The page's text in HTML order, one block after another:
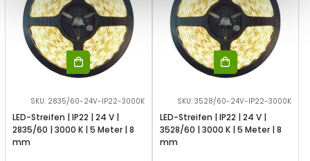
SKU: 2835/60-24V-IP22-3000K
LED-Streifen | IP22 | 24 V |
2835/60 | 3000 K | 5 Meter | 8
mm
SKU: 3528/60-24V-IP22-3000K
LED-Streifen | IP22 | 24 V |
3528/60 | 3000 K | 5 Meter | 8
mm